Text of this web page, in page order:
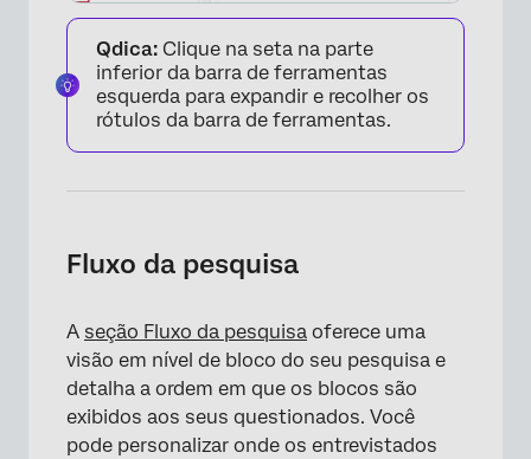
×
Qdica: Clique na seta na parte
inferior da barra de ferramentas
esquerda para expandir e recolher os
rótulos da barra de ferramentas.
Fluxo da pesquisa
A seção Fluxo da pesquisa oferece uma
visão em nível de bloco do seu pesquisa e
detalha a ordem em que os blocos são
exibidos aos seus questionados. Você
pode personalizar onde os entrevistados